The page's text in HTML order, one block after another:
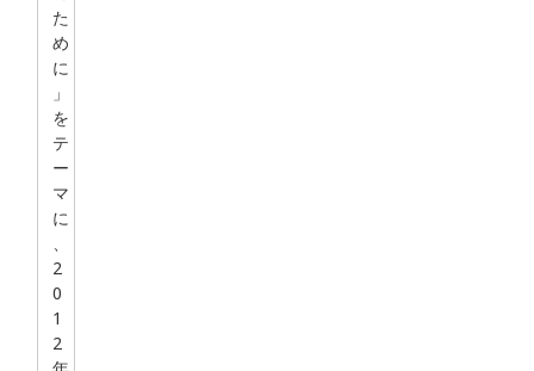
た
め
に
」
を
テ
ー
マ
に
2
0
1
2